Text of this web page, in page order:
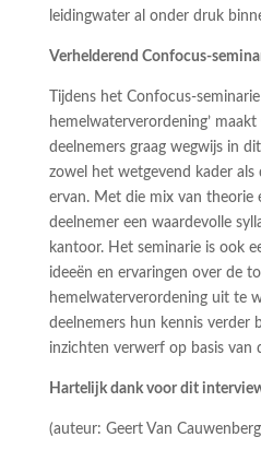
leidingwater al onder druk
Verhelderend Confocus-
Tijdens het Confocus-
hemelwaterverordening’
deelnemers graag wegwijs in
zowel het wetgevend kader als
ervan. Met die mix van theorie
deelnemer een waardevolle
kantoor. Het seminarie is ook
ideeën en ervaringen over de
hemelwaterverordening uit te
deelnemers hun kennis verder
inzichten verwerf op basis van
Hartelijk dank voor dit
(auteur: Geert Van